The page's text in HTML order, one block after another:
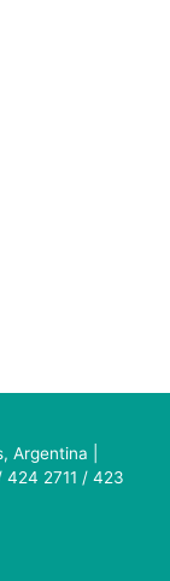
Argentina |
2711 / 423